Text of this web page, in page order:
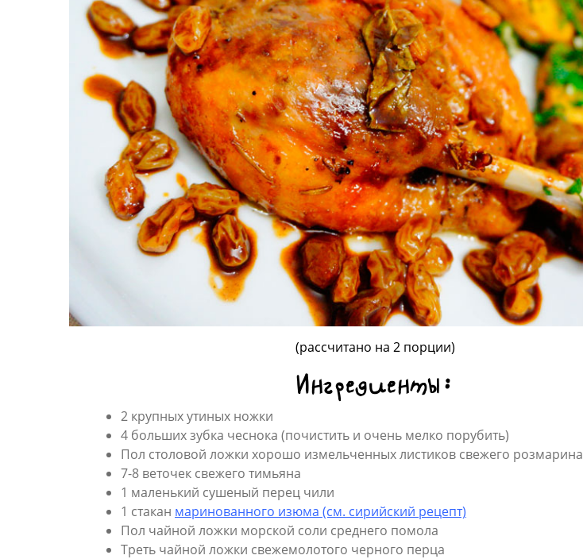
(рассчитано на 2 порции)
Ингредиенты:
2 крупных утиных ножки
4 больших зубка чеснока (почистить и очень мелко порубить)
Пол столовой ложки хорошо измельченных листиков свежего розмарина
7-8 веточек свежего тимьяна
1 маленький сушеный перец чили
1 стакан маринованного изюма (см. сирийский рецепт)
Пол чайной ложки морской соли среднего помола
Треть чайной ложки свежемолотого черного перца